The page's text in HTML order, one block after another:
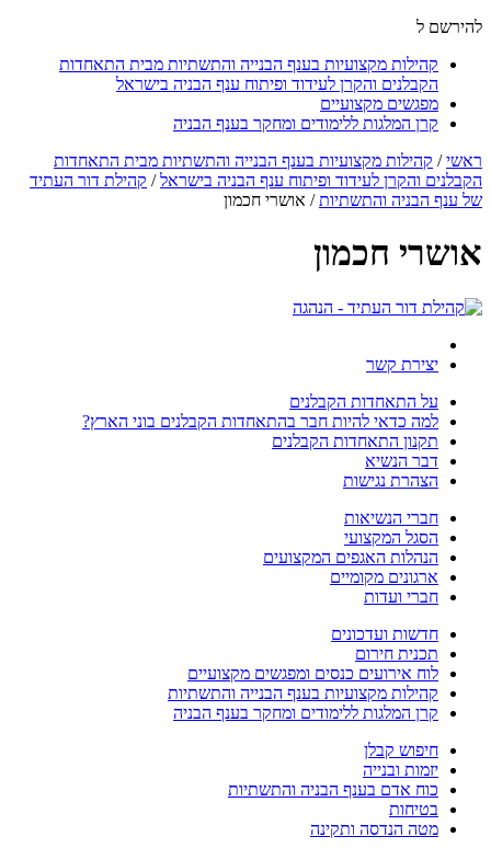
להירשם ל
קהילות מקצועיות בענף הבנייה והתשתיות מבית התאחדות
הקבלנים והקרן לעידוד ופיתוח ענף הבניה בישראל
מפגשים מקצועיים
קרן המלגות ללימודים ומחקר בענף הבניה
ראשי/ קהילות מקצועיות בענף הבנייה והתשתיות מבית התאחדות
הקבלנים והקרן לעידוד ופיתוח ענף הבניה בישראל/ קהילת דור העתיד
של ענף הבניה והתשתיות/ אושרי חכמון
אושרי חכמון
יצירת קשר
על התאחדות הקבלנים
למה כדאי להיות חבר בהתאחדות הקבלנים בוני הארץ?
תקנון התאחדות הקבלנים
דבר הנשיא
הצהרת נגישות
חברי הנשיאות
הסגל המקצועי
הנהלות האגפים המקצועים
ארגונים מקומיים
חברי ועדות
חדשות ועדכונים
תכנית חירום
לוח אירועים כנסים ומפגשים מקצועיים
קהילות מקצועיות בענף הבנייה והתשתיות
קרן המלגות ללימודים ומחקר בענף הבניה
חיפוש קבלן
יזמות ובנייה
כוח אדם בענף הבניה והתשתיות
בטיחות
מטה הנדסה ותקינה